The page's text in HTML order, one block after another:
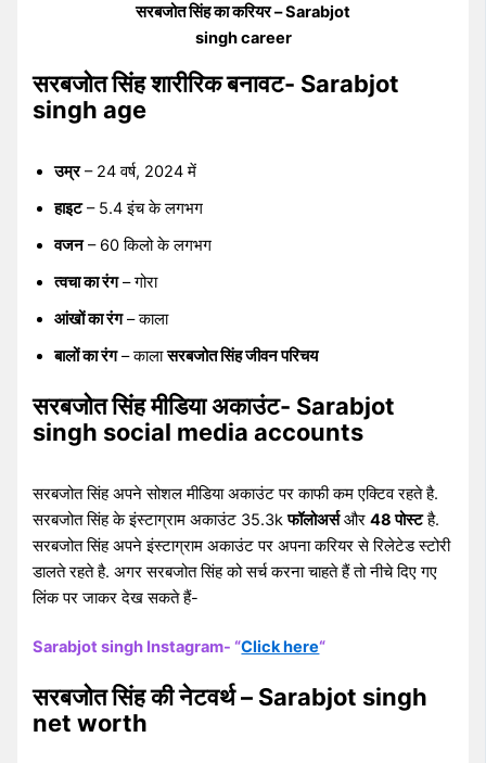
सरबजोत सिंह का करियर – Sarabjot
singh career
सरबजोत सिंह शारीरिक बनावट- Sarabjot
singh age
उम्र– 24 वर्ष, 2024 में
हाइट– 5.4 इंच के लगभग
वजन– 60 किलो के लगभग
त्वचा का रंग– गोरा
आंखों का रंग– काला
बालों का रंग– कालासरबजोत सिंह जीवन परिचय
सरबजोत सिंह मीडिया अकाउंट- Sarabjot
singh social media accounts
सरबजोत सिंह अपने सोशल मीडिया अकाउंट पर काफी कम एक्टिव रहते है.
सरबजोत सिंह के इंस्टाग्राम अकाउंट 35.3kफॉलोअर्सऔर48 पोस्टहै.
सरबजोत सिंह अपने इंस्टाग्राम अकाउंट पर अपना करियर से रिलेटेड स्टोरी
डालते रहते है. अगर सरबजोत सिंह को सर्च करना चाहते हैं तो नीचे दिए गए
लिंक पर जाकर देख सकते हैं-
Sarabjot singh Instagram- “Click here“
सरबजोत सिंह कीनेटवर्थ– Sarabjot singh
net worth